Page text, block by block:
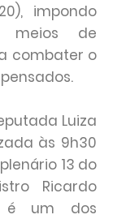
impondo
meios de
combater o
Luiza
às 9h30
13 do
Ricardo
é um dos